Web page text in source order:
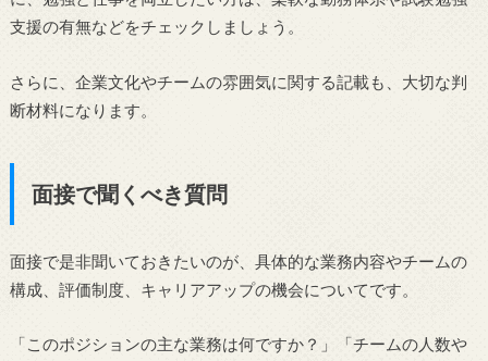
支援の有無などをチェックしましょう。
さらに、企業文化やチームの雰囲気に関する記載も、大切な判
断材料になります。
面接で聞くべき質問
面接で是非聞いておきたいのが、具体的な業務内容やチームの
構成、評価制度、キャリアアップの機会についてです。
「このポジションの主な業務は何ですか？」「チームの人数や